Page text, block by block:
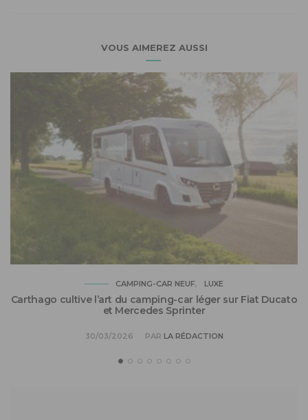
VOUS AIMEREZ AUSSI
CAMPING-CAR NEUF LUXE
Carthago cultive l’art du camping-car léger sur Fiat Ducato
et Mercedes Sprinter
30/03/2026 PAR LA RÉDACTION